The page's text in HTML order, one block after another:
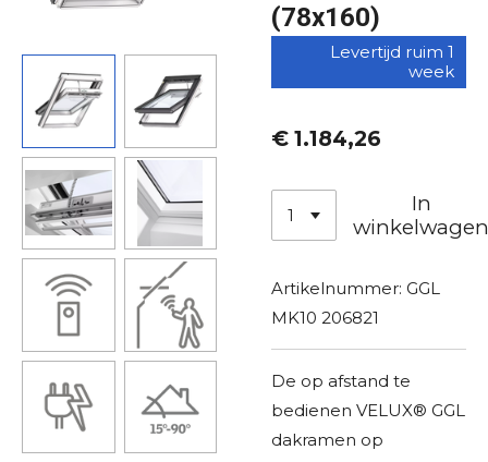
(78x160)
Levertijd ruim 1
week
€ 1.184,26
In
Artikelnummer: GGL
MK10 206821
De op afstand te
bedienen VELUX® GGL
dakramen op